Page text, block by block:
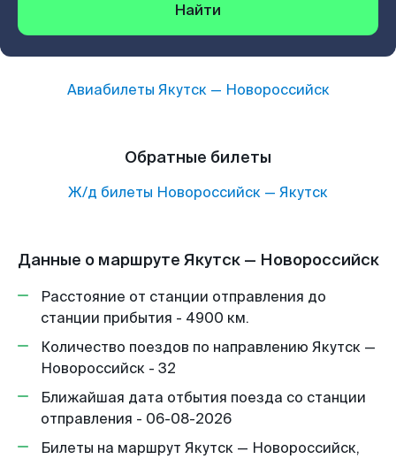
Найти
Авиабилеты Якутск— Новороссийск
Обратные билеты
Ж/д билеты Новороссийск — Якутск
Данные о маршруте Якутск — Новороссийск
Расстояние от станции отправления до
станции прибытия - 4900 км.
Количество поездов по направлению Якутск —
Новороссийск - 32
Ближайшая дата отбытия поезда со станции
отправления - 06-08-2026
Билеты на маршрут Якутск — Новороссийск,